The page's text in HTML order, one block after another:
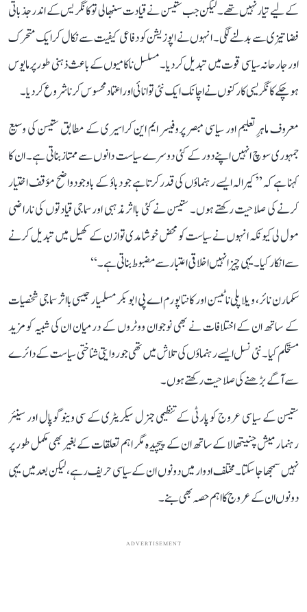
کے لیے تیار نہیں تھے۔ لیکن جب ستیسن نے قیادت سنبھالی تو کانگریس کے اندر جذباتی
فضا تیزی سے بدلنے لگی۔ انہوں نے اپوزیشن کو دفاعی کیفیت سے نکال کر ایک متحرک
اور جارحانہ سیاسی قوت میں تبدیل کر دیا۔ مسلسل ناکامیوں کے باعث ذہنی طور پر مایوس
ہو چکے کانگریسی کارکنوں نے اچانک ایک نئی توانائی اور اعتماد محسوس کرنا شروع کر دیا۔
معروف ماہرِ تعلیم اور سیاسی مبصر پروفیسر ایم این کراسیری کے مطابق ستیسن کی وسیع
جمہوری سوچ انہیں اپنے دور کے کئی دوسرے سیاست دانوں سے ممتاز بناتی ہے۔ ان کا
کہنا ہے کہ ’’کیرالہ ایسے رہنماؤں کی قدر کرتا ہے جو دباؤ کے باوجود واضح مؤقف اختیار
کرنے کی صلاحیت رکھتے ہوں۔ ستیسن نے کئی بااثر مذہبی اور سماجی قیادتوں کی ناراضی
مول لی کیونکہ انہوں نے سیاست کو محض خوشامدی توازن کے کھیل میں تبدیل کرنے
سے انکار کیا۔ یہی چیز انہیں اخلاقی اعتبار سے مضبوط بناتی ہے۔‘‘
سکمارن نائر، ویلاپلی ناٹیسن اور کانتاپورم اے پی ابوبکر مسلمیار جیسی بااثر سماجی شخصیات
کے ساتھ ان کے اختلافات نے بھی نوجوان ووٹروں کے درمیان ان کی شبیہ کو مزید
مستحکم کیا۔ نئی نسل ایسے رہنماؤں کی تلاش میں تھی جو روایتی شناختی سیاست کے دائرے
سے آگے بڑھنے کی صلاحیت رکھتے ہوں۔
ستیسن کے سیاسی عروج کو پارٹی کے تنظیمی جنرل سیکریٹری کے سی وینوگوپال اور سینئر
رہنما رمیش چنیتھالا کے ساتھ ان کے پیچیدہ مگر اہم تعلقات کے بغیر بھی مکمل طور پر
نہیں سمجھا جا سکتا۔ مختلف ادوار میں دونوں ان کے سیاسی حریف رہے، لیکن بعد میں یہی
دونوں ان کے عروج کا اہم حصہ بھی بنے۔
ADVERTISEMENT